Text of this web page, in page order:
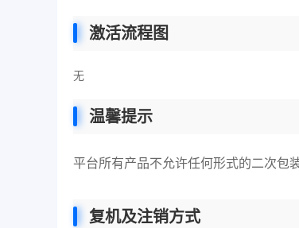
激活流程图
无
温馨提示
平台所有产品不允许任何形式的二次包
复机及注销方式